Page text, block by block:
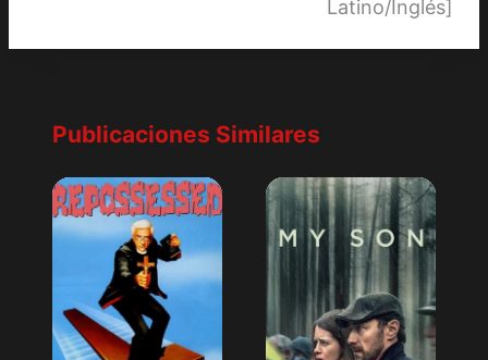
Latino/Inglés]
Publicaciones Similares